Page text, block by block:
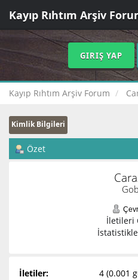
Kayıp Rıhtım Arşiv
GIRIŞ YAP
Kayıp Rıhtım Arşiv Forum
Kimlik Bilgileri
Özet
İletileri
İletiler:
4 (0.001